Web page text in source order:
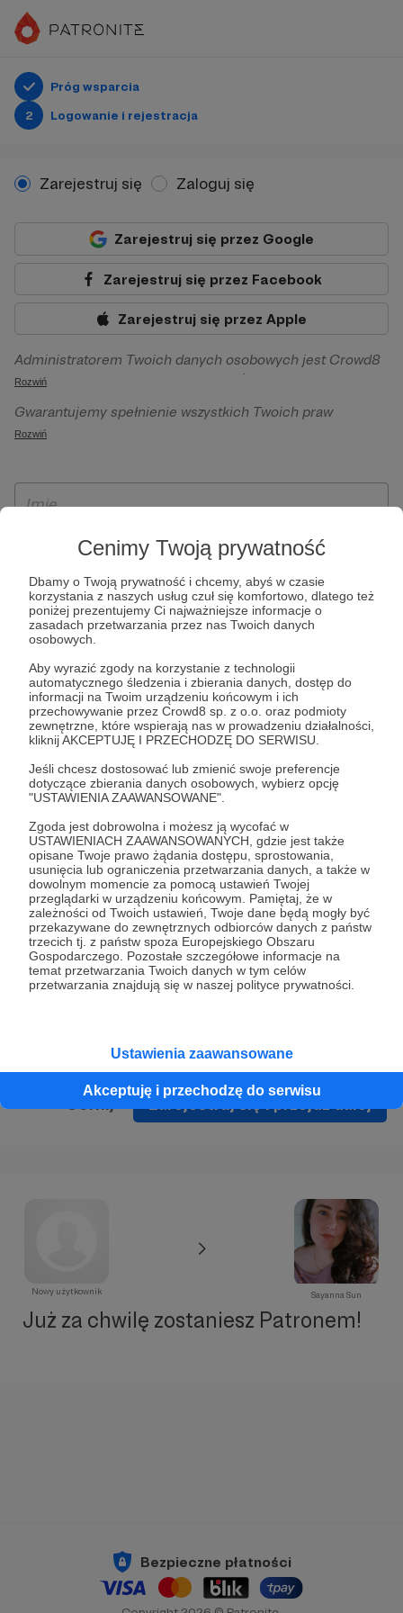
Cenimy Twoją prywatność
Dbamy o Twoją prywatność i chcemy, abyś w czasie
korzystania z naszych usług czuł się komfortowo, dlatego też
poniżej prezentujemy Ci najważniejsze informacje o
zasadach przetwarzania przez nas Twoich danych
osobowych.
Aby wyrazić zgody na korzystanie z technologii
automatycznego śledzenia i zbierania danych, dostęp do
informacji na Twoim urządzeniu końcowym i ich
przechowywanie przez Crowd8 sp. z o.o. oraz podmioty
zewnętrzne, które wspierają nas w prowadzeniu działalności,
kliknij AKCEPTUJĘ I PRZECHODZĘ DO SERWISU.
Jeśli chcesz dostosować lub zmienić swoje preferencje
dotyczące zbierania danych osobowych, wybierz opcję
"USTAWIENIA ZAAWANSOWANE".
Zgoda jest dobrowolna i możesz ją wycofać w
USTAWIENIACH ZAAWANSOWANYCH, gdzie jest także
opisane Twoje prawo żądania dostępu, sprostowania,
usunięcia lub ograniczenia przetwarzania danych, a także w
dowolnym momencie za pomocą ustawień Twojej
przeglądarki w urządzeniu końcowym. Pamiętaj, że w
zależności od Twoich ustawień, Twoje dane będą mogły być
przekazywane do zewnętrznych odbiorców danych z państw
trzecich tj. z państw spoza Europejskiego Obszaru
Gospodarczego. Pozostałe szczegółowe informacje na
temat przetwarzania Twoich danych w tym celów
przetwarzania znajdują się w naszej polityce prywatności.
Ustawienia zaawansowane
Akceptuję i przechodzę do serwisu
Próg wsparcia
2
Logowanie i rejestracja
Zarejestruj się Zaloguj się
Zarejestruj się przez Google
Zarejestruj się przez Facebook
Zarejestruj się przez Apple
Administratorem Twoich danych osobowych jest Crowd8
sp. z o.o. z siedziba w Warszawie, ul. Żwirki i Wigury 16, 02-
092 Warszawa. Twoje dane osobowe będą przetwarzane w
szczególności w celu wykonania umowy zawartej z Tobą, w
Patronite.pl, w tym możliwości dokonywania oraz
otrzymywania wsparcia na naszej platformie oraz
Rozwiń
Gwarantujemy spełnienie wszystkich Twoich praw
wynikających z ogólnego rozporządzenia o ochronie
ich przenoszenia, niepodlegania zautomatyzowanemu
wyrażenia sprzeciwu wobec przetwarzania Twoich danych
osobowych. Rejestracja dla osób niepełnoletnich możliwa
jest po przekazaniu podpisanego formularza "Zgodna na
założenie konta przez osobę niepełnoletnią", formularz
dostępny jest na stronie regulaminu Patronite.pl.
Rozwiń
* Zapoznałem się i akceptujęRegulaminserwisu oraz
* Wyrażam zgodę na przetwarzanie moich danych
osobowych podanych w formularzu rejestracyjnym w celu
prawidłowego świadczenia usług serwisu Patronite.
Wyrażam zgodę na otrzymywanie drogą elektroniczną
informacji handlowych - newslettera. Opcja ta może zostać
zmieniona w ustawieniach konta.
Zarejestruj się i przejdź dalej
Nowy użytkownik Sayanna Sun
Już za chwilę zostaniesz Patronem!
Bezpieczne płatności